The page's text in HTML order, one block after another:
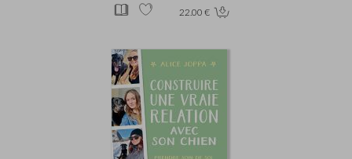
22.00 €